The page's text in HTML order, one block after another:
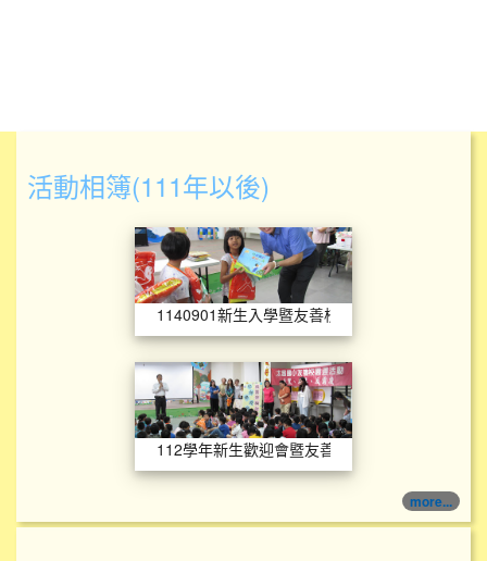
活動相簿(111年以後)
1140901新生入學
1140901新生入學暨友善校園宣導
112學年新生歡迎
112學年新生歡迎會暨友善校園宣導
more...